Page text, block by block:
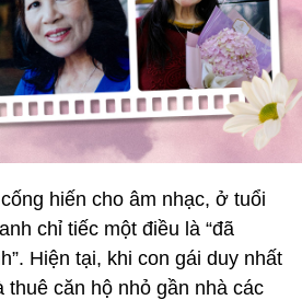
hiến cho âm nhạc, ở tuổi
chỉ tiếc một điều là “đã
Hiện tại, khi con gái duy nhất
thuê căn hộ nhỏ gần nhà các